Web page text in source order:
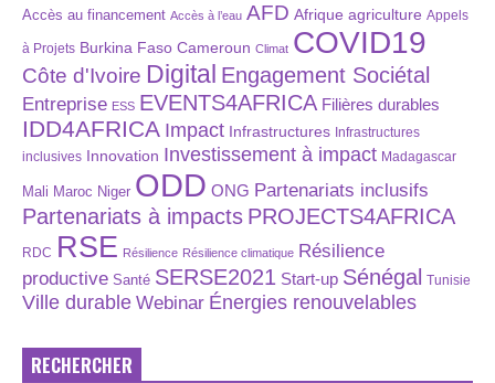
Accès au financement Accès à l’eau AFD Afrique agriculture Appels
à Projets Burkina Faso Cameroun Climat COVID19
Côte d'Ivoire Digital Engagement Sociétal
Entreprise ESS EVENTS4AFRICA Filières durables
IDD4AFRICA Impact Infrastructures Infrastructures
inclusives Innovation Investissement à impact Madagascar
Mali Maroc Niger ODD ONG Partenariats inclusifs
Partenariats à impacts PROJECTS4AFRICA
RDC RSE Résilience Résilience climatique Résilience
productive Santé SERSE2021 Start-up Sénégal Tunisie
Ville durable Webinar Énergies renouvelables
RECHERCHER